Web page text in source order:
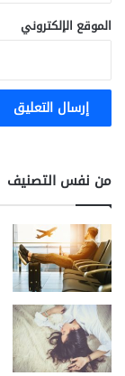
الموقع الإلكتروني
من نفس التصنيف